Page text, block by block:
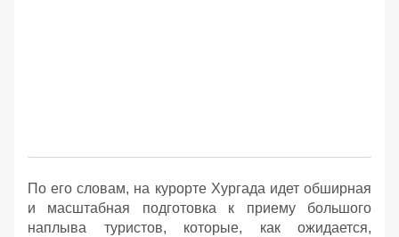
По его словам, на курорте Хургада идет обширная
и масштабная подготовка к приему большого
наплыва туристов, которые, как ожидается,